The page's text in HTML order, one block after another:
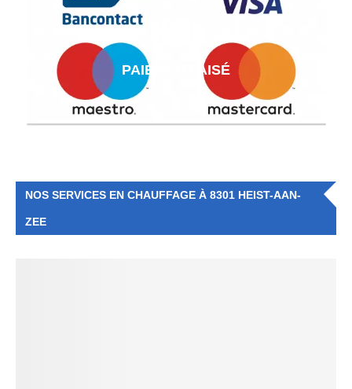
PAIEMENT AISÉ
NOS SERVICES EN CHAUFFAGE À 8301 HEIST-AAN-
ZEE